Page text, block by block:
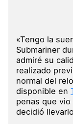
«Tengo la
Submariner
admiré su
realizado
normal del
disponible en
penas que
decidió